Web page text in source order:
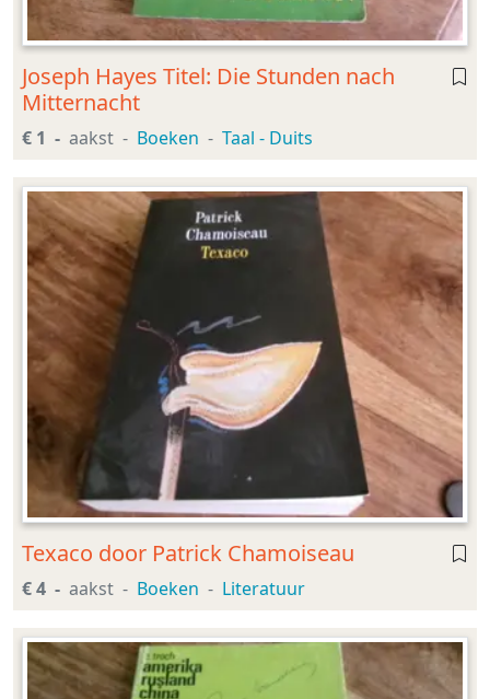
Joseph Hayes Titel: Die Stunden nach
Mitternacht
€ 1 aakst Boeken Taal - Duits
Texaco door Patrick Chamoiseau
€ 4 aakst Boeken Literatuur